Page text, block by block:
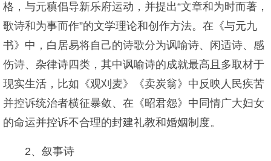
格，与元稹倡导新乐府运动，并提出“文章和为时而著，
歌诗和为事而作”的文学理论和创作方法。在《与元九
书》中，白居易将自己的诗歌分为讽喻诗、闲适诗、感
伤诗、杂律诗四类，其中讽喻诗的成就最高且多取材于
现实生活，比如《观刈麦》《卖炭翁》中反映人民疾苦
并控诉统治者横征暴敛、在《昭君怨》中同情广大妇女
的命运并控诉不合理的封建礼教和婚姻制度。
2、叙事诗